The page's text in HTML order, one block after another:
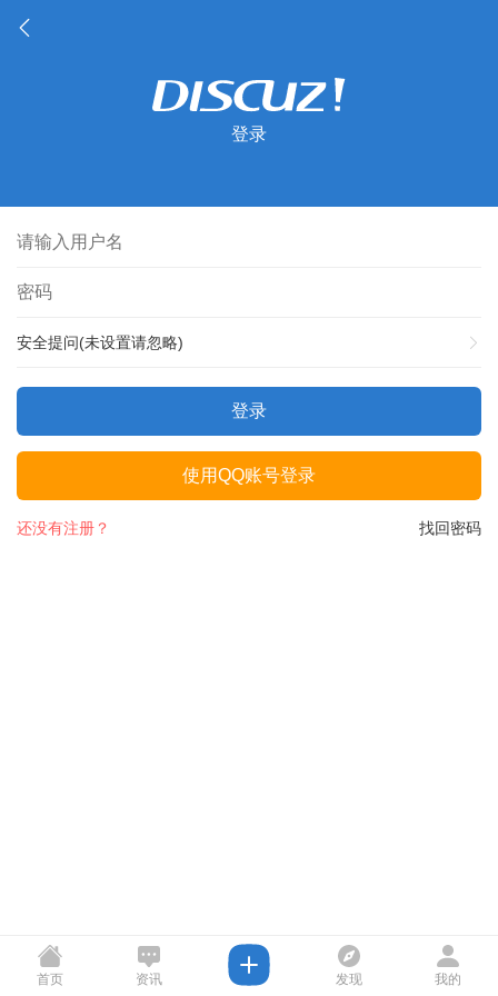
登录
安全提问(未设置请忽略)
登录
使用QQ账号登录
找回密码
还没有注册？
首页 资讯 发现 我的